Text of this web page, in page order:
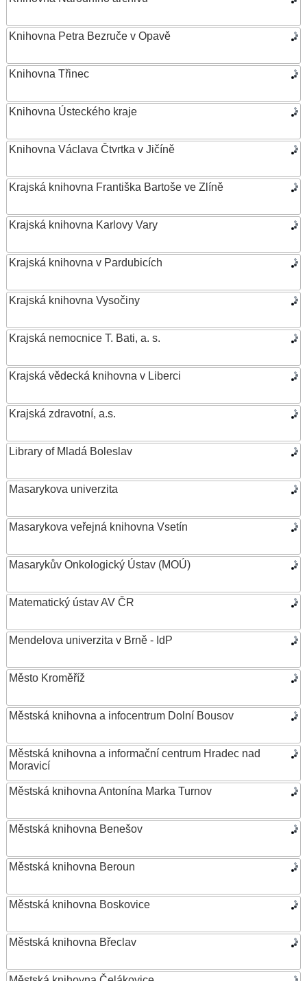
Knihovna Petra Bezruče v Opavě
Knihovna Třinec
Knihovna Ústeckého kraje
Knihovna Václava Čtvrtka v Jičíně
Krajská knihovna Františka Bartoše ve Zlíně
Krajská knihovna Karlovy Vary
Krajská knihovna v Pardubicích
Krajská knihovna Vysočiny
Krajská nemocnice T. Bati, a. s.
Krajská vědecká knihovna v Liberci
Krajská zdravotní, a.s.
Library of Mladá Boleslav
Masarykova univerzita
Masarykova veřejná knihovna Vsetín
Masarykův Onkologický Ústav (MOÚ)
Matematický ústav AV ČR
Mendelova univerzita v Brně - IdP
Město Kroměříž
Městská knihovna a infocentrum Dolní Bousov
Městská knihovna a informační centrum Hradec nad
Moravicí
Městská knihovna Antonína Marka Turnov
Městská knihovna Benešov
Městská knihovna Beroun
Městská knihovna Boskovice
Městská knihovna Břeclav